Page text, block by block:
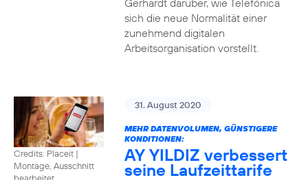
Gerhardt darüber, wie Telefónica
sich die neue Normalität einer
zunehmend digitalen
Arbeitsorganisation vorstellt.
Credits: Placeit |
Montage, Ausschnitt
bearbeitet
31. August 2020
MEHR DATENVOLUMEN, GÜNSTIGERE
KONDITIONEN:
AY YILDIZ verbessert
seine Laufzeittarife